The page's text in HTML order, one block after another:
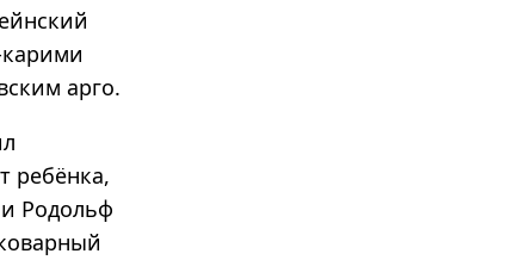
арго.
ребёнка,
Родольф